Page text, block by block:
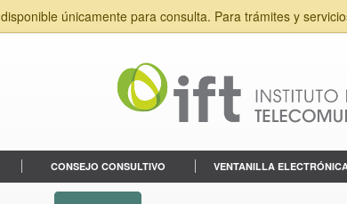
únicamente para consulta. Para trámites y
CONSEJO CONSULTIVO VENTANILLA